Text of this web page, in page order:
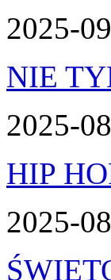
2025-
NIE
2025-
HIP
2025-